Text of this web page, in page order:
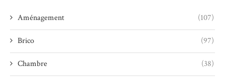
Aménagement (107)
Brico (97)
Chambre (38)